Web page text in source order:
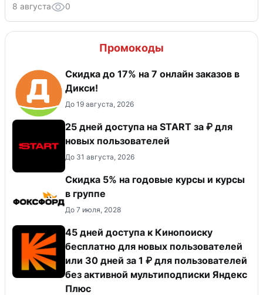
8 августа 0
Промокоды
Скидка до 17% на 7 онлайн заказов в
Дикси!
До 19 августа, 2026
25 дней доступа на START за ₽ для
новых пользователей
До 31 августа, 2026
Скидка 5% на годовые курсы и курсы
в группе
До 7 июля, 2028
45 дней доступа к Кинопоиску
бесплатно для новых пользователей
или 30 дней за 1 ₽ для пользователей
без активной мультиподписки Яндекс
Плюс